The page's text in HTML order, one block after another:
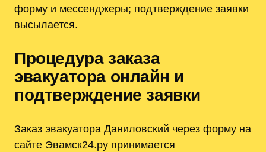
форму и мессенджеры; подтверждение заявки
высылается.
Процедура заказа
эвакуатора онлайн и
подтверждение заявки
Заказ эвакуатора Даниловский через форму на
сайте Эвамск24.ру принимается